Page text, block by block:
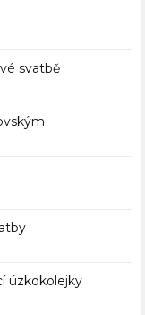
svatbě
úzkokolejky